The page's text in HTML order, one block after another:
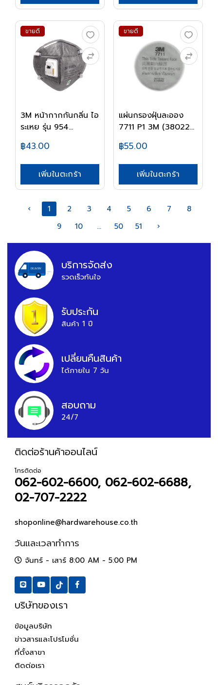
ขายดี
3M หน้ากากกันกลิ่น ไอ
ระเหย รุ่น 954...
฿43.00
เพิ่มในตะกร้า
ขายดี
แผ่นกรองฝุ่นละออง
7711 P1 3M (38022...
฿55.00
เพิ่มในตะกร้า
‹ 1 2 3 4 5 6 7
8
9
10 ... 50 51 ›
บริการจัดส่ง
รวดเร็วทันใจ
รับประกัน
สินค้า 1 ปี
เปลี่ยนคืนสินค้า
ได้ภายใน 7 วัน
สอบถาม
24/7
ติดต่อร้านค้าออนไลน์
โทรติดต่อ
062-602-6600, 062-602-6688,
02-707-2222
shoponline@hardwarehouse.co.th
วันและเวลาทำการ
จันทร์ - เสาร์ 8:00 AM - 5:00 PM
บริษัทของเรา
ข้อมูลบริษัท
ข่าวสารและโปรโมชั่น
ที่ตั้งสาขา
ติดต่อเรา